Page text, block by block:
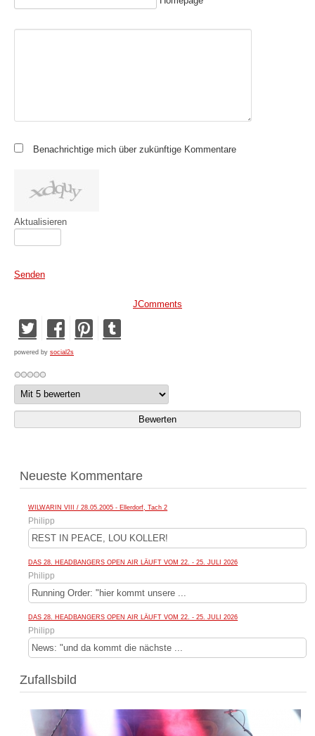
Benachrichtige mich über zukünftige Kommentare
Aktualisieren
Senden
JComments
powered by social2s
Neueste Kommentare
WILWARIN VIII / 28.05.2005 - Ellerdorf, Tach 2
Philipp
REST IN PEACE, LOU KOLLER!
DAS 28. HEADBANGERS OPEN AIR LÄUFT VOM 22. - 25. JULI 2026
Philipp
Running Order: "hier kommt unsere ...
DAS 28. HEADBANGERS OPEN AIR LÄUFT VOM 22. - 25. JULI 2026
Philipp
News: "und da kommt die nächste ...
Zufallsbild